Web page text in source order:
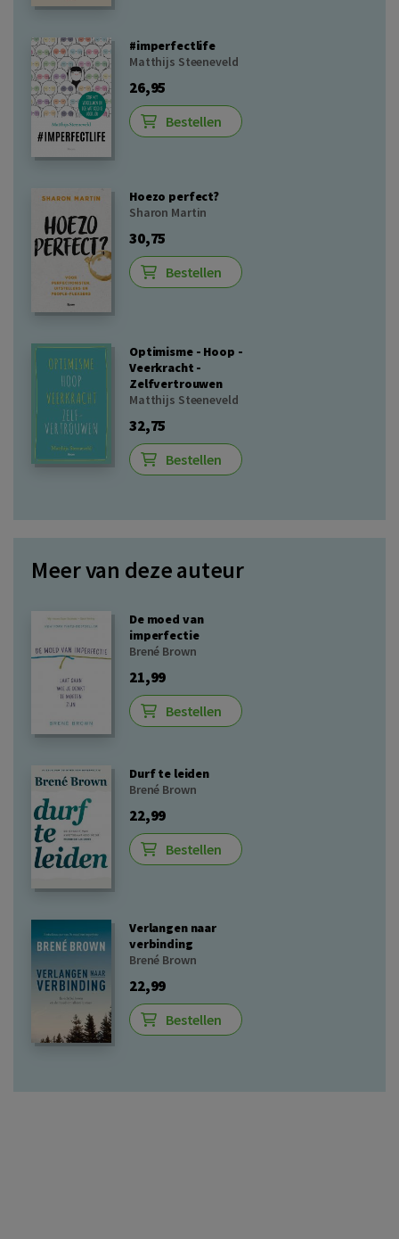
#imperfectlife
Matthijs Steeneveld
26,95
Bestellen
Hoezo perfect?
Sharon Martin
30,75
Bestellen
Optimisme - Hoop -
Veerkracht -
Zelfvertrouwen
Matthijs Steeneveld
32,75
Bestellen
Meer van deze auteur
De moed van
imperfectie
Brené Brown
21,99
Bestellen
Durf te leiden
Brené Brown
22,99
Bestellen
Verlangen naar
verbinding
Brené Brown
22,99
Bestellen